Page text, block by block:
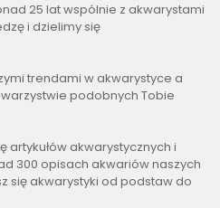
25 lat wspólnie z akwarystami
i dzielimy się
trendami w akwarystyce a
podobnych Tobie
akwarystycznych i
300 opisach akwariów naszych
się akwarystyki od podstaw do